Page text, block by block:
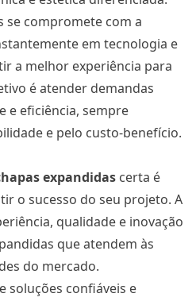
se compromete com a
em tecnologia e
a melhor experiência para
é atender demandas
e eficiência, sempre
e pelo custo-benefício.
expandidas certa é
o sucesso do seu projeto. A
qualidade e inovação
que atendem às
do mercado.
soluções confiáveis e